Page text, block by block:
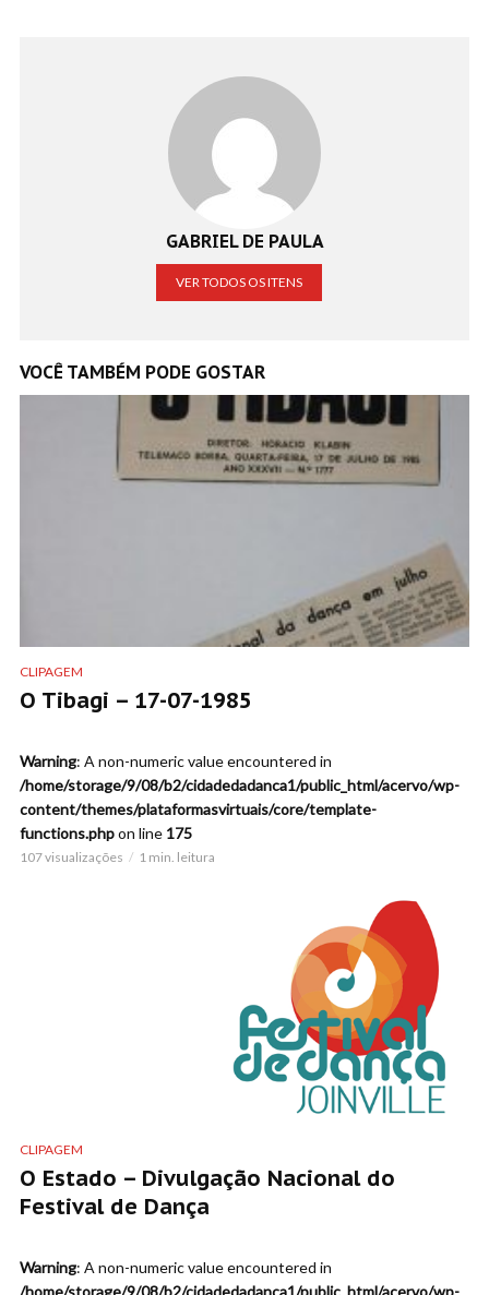
GABRIEL DE PAULA
VER TODOS OS ITENS
VOCÊ TAMBÉM PODE GOSTAR
CLIPAGEM
O Tibagi – 17-07-1985
Warning: A non-numeric value encountered in
/home/storage/9/08/b2/cidadedadanca1/public_html/acervo/wp-
content/themes/plataformasvirtuais/core/template-
functions.phpon line 175
107 visualizações 1 min. leitura
CLIPAGEM
O Estado – Divulgação Nacional do
Festival de Dança
Warning: A non-numeric value encountered in
/home/storage/9/08/b2/cidadedadanca1/public_html/acervo/wp-